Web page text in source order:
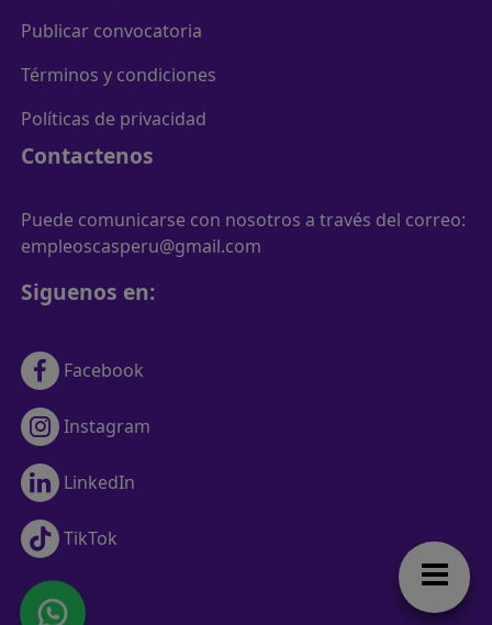
Publicar convocatoria
Términos y condiciones
Políticas de privacidad
Contactenos
Puede comunicarse con nosotros a través del correo:
empleoscasperu@gmail.com
Siguenos en:
Facebook
Instagram
LinkedIn
TikTok